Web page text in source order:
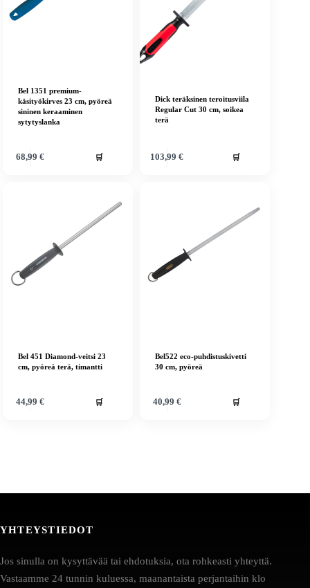
Bel 1351 premium-
käsityökirves 23 cm, pyöreä
sininen keraaminen
sytytyslanka
68,99 € 🛒
Dick teräksinen teroitusviila
Regular Cut 30 cm, soikea
terä
103,99€ 🛒
Bel 451 Diamond-veitsi 23
cm, pyöreä terä, timantti
44,99 € 🛒
Bel522 eco-puhdistuskivetti
30 cm, pyöreä
40,99 € 🛒
YHTEYSTIEDOT
Jos sinulla on kysyttävää tai ehdotuksia, ota rohkeasti yhteyttä.
Vastaamme 24 tunnin kuluessa, maanantaista perjantaihin klo